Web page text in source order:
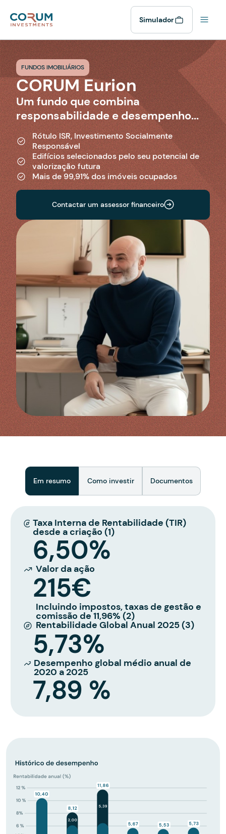
Simulador
FUNDOS IMOBILIÁRIOS
CORUM Eurion
Um fundo que combina
responsabilidade e desempenho...
Rótulo ISR, Investimento Socialmente
Responsável
Edifícios selecionados pelo seu potencial de
valorização futura
Mais de 99,91% dos imóveis ocupados
Contactar um assessor financeiro
Em resumo Como investir Documentos
Taxa Interna de Rentabilidade (TIR)
desde a criação (1)
6,50%
Valor da ação
215€
Incluindo impostos, taxas de gestão e
comissão de 11,96% (2)
Rentabilidade Global Anual 2025 (3)
5,73%
Desempenho global médio anual de
2020 a 2025
7,89 %